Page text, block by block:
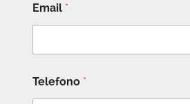
Email *
Telefono *